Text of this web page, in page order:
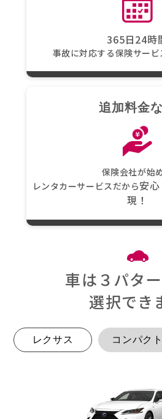
365日24時
事故に対応する保険サービ
追加料金
保険会社が始
レンタカーサービスだから安
現！
車は３パタ
選択でき
レクサス コンパクト